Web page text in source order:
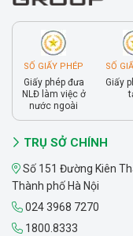
SỐ GIẤY PHÉP
Giấy phép đưa
NLĐ làm việc ở
nước ngoài
SỐ
Giấy
TRỤ SỞ CHÍNH
Số 151 Đường Kiên
Thành phố Hà Nội
024 3968 7270
1800.8333